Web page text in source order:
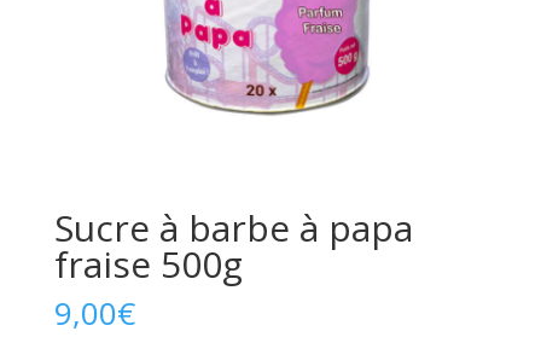
Sucre à barbe à papa
fraise 500g
9,00€